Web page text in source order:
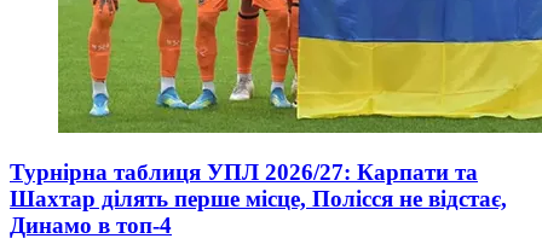
Турнірна таблиця УПЛ 2026/27: Карпати та
Шахтар ділять перше місце, Полісся не відстає,
Динамо в топ-4